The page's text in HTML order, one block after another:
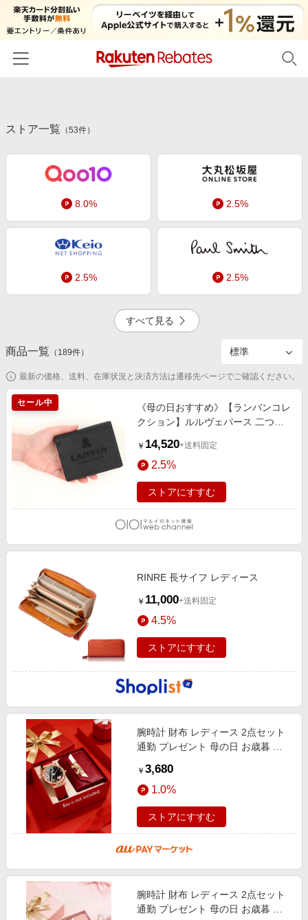
カテゴリー一覧
百貨店・総合ECモール
ファッション・インナー・小物
食品・スイーツ・お酒
日用品・キッチン用品
コスメ・健康・医薬品
キッズ・ベビー用品
家電・PC・スマホ・カメラ
ペット・花・DIY・車
旅行・レジャー・ホテル予約
生活・お役立ち
金融・マネー・保険
デジタルコンテンツ
初回購入者限定特典
新着ストアのご紹介
電子書籍特集
旅行特集
わくわく夏特集
とことん買い物チャレンジ
Apple公式サイト×楽天カード分割払い
Qoo10メガポ
Samsung ボーナスキャンペーン
週末の高還元 夏の長期版
友達紹介
楽天IDでログイン/会員登録
ストア一覧 （53件）
8.0% 2.5%
2.5% 2.5%
4.5% 2.5%
4.5% 4.5%
すべて見る
商品一覧 （ 189件）
最新の価格、送料、在庫状況と決済方法は遷移先ページでご確認ください。
セール中
《母の日おすすめ》【ランバンコレ
クション】ルルヴェパース 二つ折
￥ 14,520+送料固定
2.5%
ストアにすすむ
RINRE 長サイフ レディース
￥ 11,000+送料固定
4.5%
ストアにすすむ
腕時計 財布 レディース 2点セット
通勤 プレゼント 母の日 お歳暮 誕
￥ 3,680
1.0%
ストアにすすむ
腕時計 財布 レディース 2点セット
通勤 プレゼント 母の日 お歳暮 誕